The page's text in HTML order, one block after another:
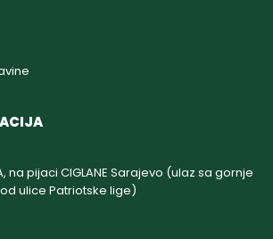
na pijaci CIGLANE Sarajevo (ulaz sa gornje
ulice Patriotske lige)